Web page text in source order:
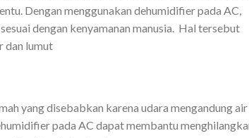
Dengan menggunakan dehumidifier pada AC,
dengan kenyamanan manusia. Hal tersebut
dan lumut
yang disebabkan karena udara mengandung air
pada AC dapat membantu